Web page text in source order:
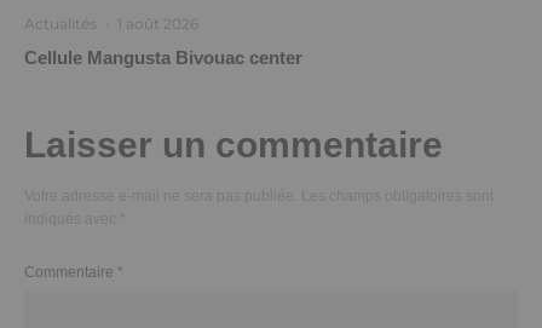
Actualités · 1 août 2026
Cellule Mangusta Bivouac center
Laisser un commentaire
Votre adresse e-mail ne sera pas publiée.
Les champs obligatoires sont
Commentaire *